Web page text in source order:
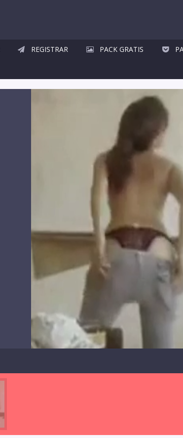
REGISTRAR PACK GRATIS